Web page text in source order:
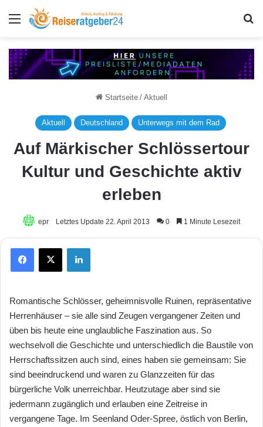
Menü
Startseite / Aktuell
Aktuell Deutschland Unterwegs mit dem Rad
Auf Märkischer Schlössertour
Kultur und Geschichte aktiv
erleben
epr Letztes Update 22. April 2013 0 1 Minute Lesezeit
X
Romantische Schlösser, geheimnisvolle Ruinen, repräsentative
Herrenhäuser – sie alle sind Zeugen vergangener Zeiten und
üben bis heute eine unglaubliche Faszination aus. So
wechselvoll die Geschichte und unterschiedlich die Baustile von
Herrschaftssitzen auch sind, eines haben sie gemeinsam: Sie
sind beeindruckend und waren zu Glanzzeiten für das
bürgerliche Volk unerreichbar. Heutzutage aber sind sie
jedermann zugänglich und erlauben eine Zeitreise in
vergangene Tage. Im Seenland Oder-Spree, östlich von Berlin,